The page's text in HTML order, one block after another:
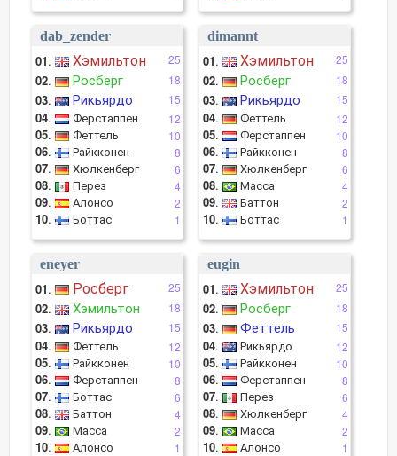
dab_zender
25
01. Хэмильтон
18
02. Росберг
15
03. Рикьярдо
12
04. Ферстаппен
10
05. Феттель
8
06. Райкконен
6
07. Хюлкенберг
4
08. Перез
2
09. Алонсо
1
10. Боттас
dimannt
25
01. Хэмильтон
18
02. Росберг
15
03. Рикьярдо
12
04. Феттель
10
05. Ферстаппен
8
06. Райкконен
6
07. Хюлкенберг
4
08. Масса
2
09. Баттон
1
10. Боттас
eneyer
25
01. Росберг
18
02. Хэмильтон
15
03. Рикьярдо
12
04. Феттель
10
05. Райкконен
8
06. Ферстаппен
6
07. Боттас
4
08. Баттон
2
09. Масса
1
10. Алонсо
eugin
25
01. Хэмильтон
18
02. Росберг
15
03. Феттель
12
04. Рикьярдо
10
05. Райкконен
8
06. Ферстаппен
6
07. Перез
4
08. Хюлкенберг
2
09. Масса
1
10. Алонсо